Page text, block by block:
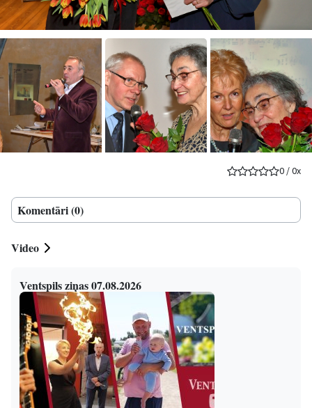
0/0x
Komentāri (0)
Video
Ventspils ziņas 07.08.2026